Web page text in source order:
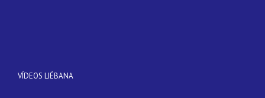
VÍDEOS LIÉBANA